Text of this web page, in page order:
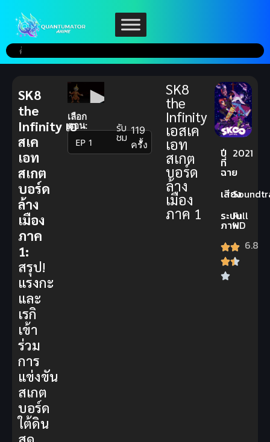
เลือก
ตอน:
▼
รับ
ชม 119
ครั้ง
SK8
the
Infinity
เอสเค
เอท
สเกต
บอร์ด
ล้าง
เมือง
ภาค 1
ปี
ที่
ฉาย
2021
เสียง
ระบบ
ภาพ
Full
HD
6.8
SK8
the
Infinity เอ
สเค
เอท
สเกต
บอร์ด
ล้าง
เมือง
ภาค
1:
สรุป!
แรงกะ
และ
เรกิ
เข้า
ร่วม
การ
แข่งขัน
สเกต
บอร์ด
ใต้ดิน